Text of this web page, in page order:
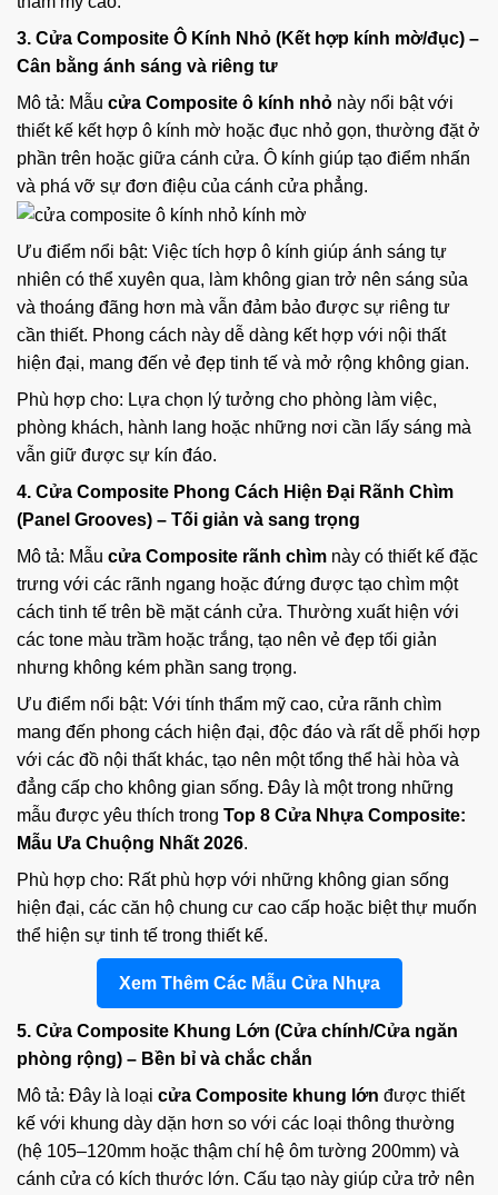
3. Cửa Composite Ô Kính Nhỏ (Kết hợp kính mờ/đục) –
Cân bằng ánh sáng và riêng tư
Mô tả: Mẫu cửa Composite ô kính nhỏ này nổi bật với
thiết kế kết hợp ô kính mờ hoặc đục nhỏ gọn, thường đặt ở
phần trên hoặc giữa cánh cửa. Ô kính giúp tạo điểm nhấn
và phá vỡ sự đơn điệu của cánh cửa phẳng.
Ưu điểm nổi bật: Việc tích hợp ô kính giúp ánh sáng tự
nhiên có thể xuyên qua, làm không gian trở nên sáng sủa
và thoáng đãng hơn mà vẫn đảm bảo được sự riêng tư
cần thiết. Phong cách này dễ dàng kết hợp với nội thất
hiện đại, mang đến vẻ đẹp tinh tế và mở rộng không gian.
Phù hợp cho: Lựa chọn lý tưởng cho phòng làm việc,
phòng khách, hành lang hoặc những nơi cần lấy sáng mà
vẫn giữ được sự kín đáo.
4. Cửa Composite Phong Cách Hiện Đại Rãnh Chìm
(Panel Grooves) – Tối giản và sang trọng
Mô tả: Mẫu cửa Composite rãnh chìm này có thiết kế đặc
trưng với các rãnh ngang hoặc đứng được tạo chìm một
cách tinh tế trên bề mặt cánh cửa. Thường xuất hiện với
các tone màu trầm hoặc trắng, tạo nên vẻ đẹp tối giản
nhưng không kém phần sang trọng.
Ưu điểm nổi bật: Với tính thẩm mỹ cao, cửa rãnh chìm
mang đến phong cách hiện đại, độc đáo và rất dễ phối hợp
với các đồ nội thất khác, tạo nên một tổng thể hài hòa và
đẳng cấp cho không gian sống. Đây là một trong những
mẫu được yêu thích trong Top 8 Cửa Nhựa Composite:
Mẫu Ưa Chuộng Nhất 2026.
Phù hợp cho: Rất phù hợp với những không gian sống
hiện đại, các căn hộ chung cư cao cấp hoặc biệt thự muốn
thể hiện sự tinh tế trong thiết kế.
Xem Thêm Các Mẫu Cửa Nhựa
5. Cửa Composite Khung Lớn (Cửa chính/Cửa ngăn
phòng rộng) – Bền bỉ và chắc chắn
Mô tả: Đây là loại cửa Composite khung lớn được thiết
kế với khung dày dặn hơn so với các loại thông thường
(hệ 105–120mm hoặc thậm chí hệ ôm tường 200mm) và
cánh cửa có kích thước lớn. Cấu tạo này giúp cửa trở nên